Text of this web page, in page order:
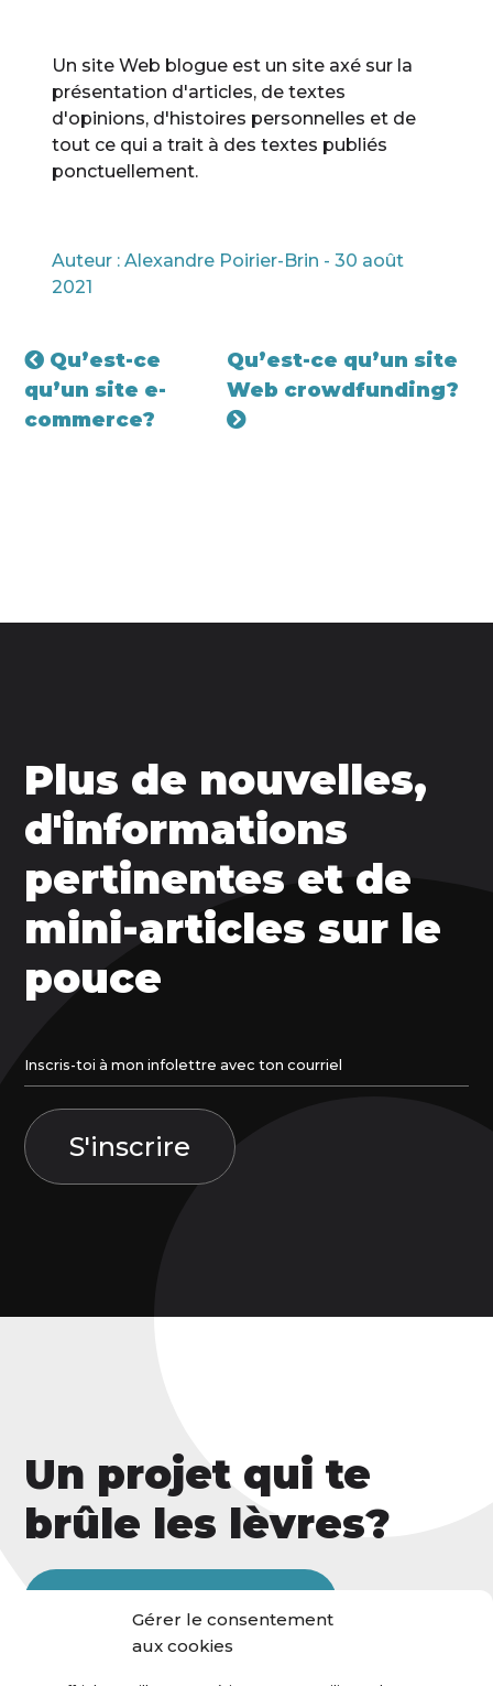
Gérer le consentement
aux cookies
Un site Web blogue est un site axé sur la
présentation d'articles, de textes
d'opinions, d'histoires personnelles et de
tout ce qui a trait à des textes publiés
ponctuellement.
Auteur : Alexandre Poirier-Brin - 30 août
2021
Qu’est-ce
qu’un site e-
commerce?
Qu’est-ce qu’un site
Web crowdfunding?
Plus de nouvelles,
d'informations
pertinentes et de
mini-articles sur le
pouce
Un projet qui te
brûle les lèvres?